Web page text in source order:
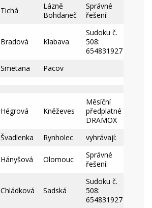
Tichá
Lázně
Bohdaneč
Správné
řešení:
Bradová Klabava
Sudoku č.
508:
654831927
Smetana Pacov
Hégrová Kněževes
Měsíční
předplatné
DRAMOX
Švadlenka Rynholec vyhrávají:
Hányšová Olomouc
Správné
řešení:
Chládková Sadská
Sudoku č.
508:
654831927